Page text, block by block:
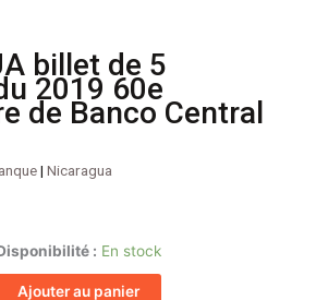
billet de 5
2019 60e
de Banco Central
|Nicaragua
: En stock
Ajouter au panier